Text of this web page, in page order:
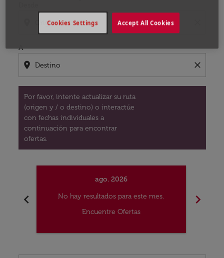
A
location_on close
Por favor, intente actualizar su ruta
(origen y / o destino) o interactúe
con fechas individuales a
continuación para encontrar
ofertas.
chevron_left
ago. 2026
No hay resultados para este mes.
Encuentre Ofertas
chevron_right
Accept All Cookies
Cookies Settings